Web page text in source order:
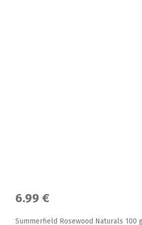
6.99 €
Summerfield Rosewood Naturals 100